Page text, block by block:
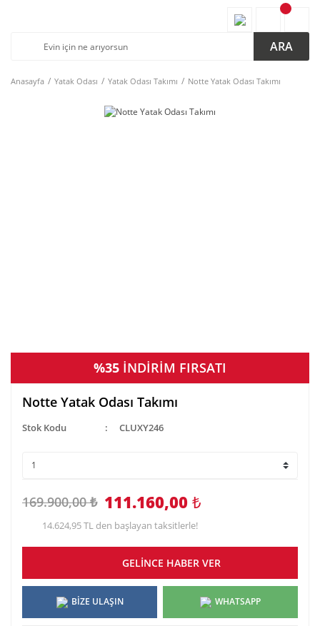
ARA
Anasayfa Yatak Odası Yatak Odası Takımı Notte Yatak Odası Takımı
%35 İNDİRİM FIRSATI
Notte Yatak Odası Takımı
Stok Kodu CLUXY246
169.900,00 ₺ 111.160,00 ₺
14.624,95 TL den başlayan taksitlerle!
GELİNCE HABER VER
BİZE ULAŞIN WHATSAPP